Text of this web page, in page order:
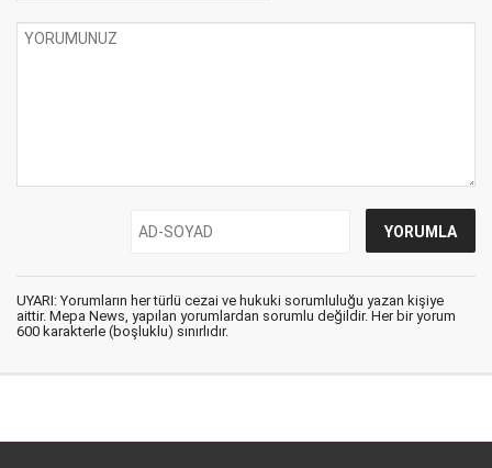
UYARI: Yorumların her türlü cezai ve hukuki sorumluluğu yazan kişiye
aittir. Mepa News, yapılan yorumlardan sorumlu değildir. Her bir yorum
600 karakterle (boşluklu) sınırlıdır.